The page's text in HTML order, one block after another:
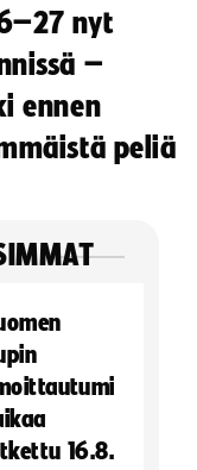
nyt
–
ennen
peliä
16.8.